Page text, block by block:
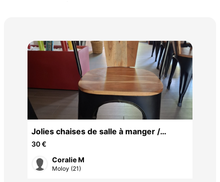
Jolies chaises de salle à manger /
cuisine
30 €
Coralie M
Moloy (21)